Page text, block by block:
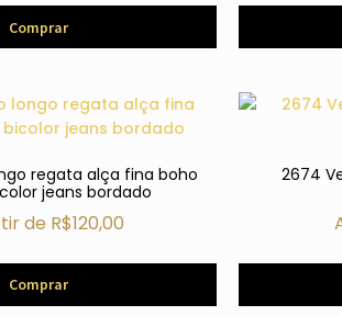
Comprar
regata alça fina boho
jeans bordado
de R$120,00
Comprar
2674